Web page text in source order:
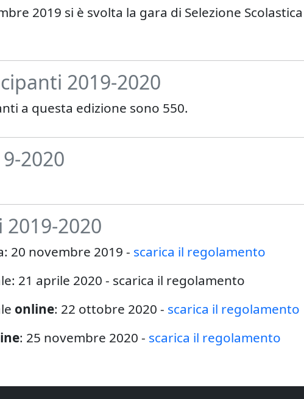
2019 si è svolta la gara di Selezione
2019-2020
a questa edizione sono 550.
2020
2020
20 novembre 2019 - scarica il regolamento
21 aprile 2020 - scarica il regolamento
online: 22 ottobre 2020 - scarica il regolamento
: 25 novembre 2020 - scarica il regolamento